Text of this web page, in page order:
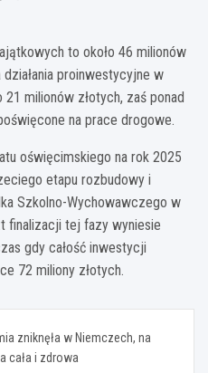
to około 46 milionów
proinwestycyjne w
milionów złotych, zaś ponad
na prace drogowe.
oświęcimskiego na rok 2025
etapu rozbudowy i
Szkolno-Wychowawczego w
finalizacji tej fazy wyniesie
gdy całość inwestycji
72 miliony złotych.
zniknęła w Niemczech, na
cała i zdrowa